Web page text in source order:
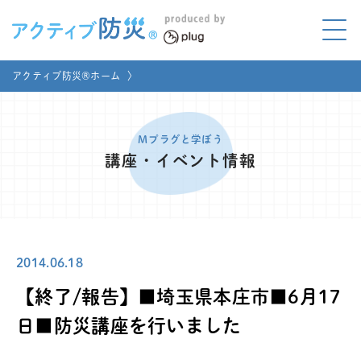
アクティブ防災とは?
家庭でやってみよう
メディア掲載
アクティブ防災®ホーム 〉
Mプラグと学ぼう
講座・イベント情報
2014.06.18
【終了/報告】■埼玉県本庄市■6月17
日■防災講座を行いました